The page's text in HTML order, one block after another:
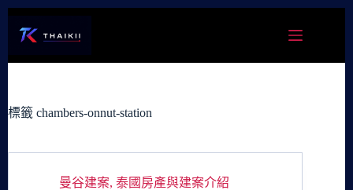
容
標籤 chambers-onnut-station
曼谷建案, 泰國房產與建案介紹